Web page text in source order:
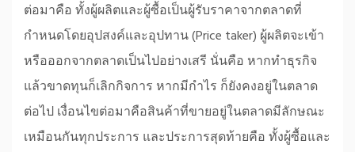
ต่อมาคือ ทั้งผู้ผลิตและผู้ซื้อเป็นผู้รับราคาจากตลาดที่
กำหนดโดยอุปสงค์และอุปทาน (Price taker) ผู้ผลิตจะเข้า
หรือออกจากตลาดเป็นไปอย่างเสรี นั่นคือ หากทำธุรกิจ
แล้วขาดทุนก็เลิกกิจการ หากมีกำไร ก็ยังคงอยู่ในตลาด
ต่อไป เงื่อนไขต่อมาคือสินค้าที่ขายอยู่ในตลาดมีลักษณะ
เหมือนกันทุกประการ และประการสุดท้ายคือ ทั้งผู้ซื้อและ